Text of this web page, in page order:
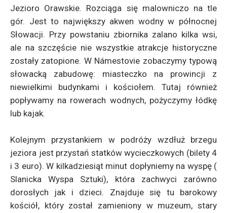
Jezioro Orawskie. Rozciąga się malowniczo na tle
gór. Jest to największy akwen wodny w północnej
Słowacji. Przy powstaniu zbiornika zalano kilka wsi,
ale na szczęście nie wszystkie atrakcje historyczne
zostały zatopione. W Námestovie zobaczymy typową
słowacką zabudowę: miasteczko na prowincji z
niewielkimi budynkami i kościołem. Tutaj również
popływamy na rowerach wodnych, pożyczymy łódkę
lub kajak.
Kolejnym przystankiem w podróży wzdłuż brzegu
jeziora jest przystań statków wycieczkowych (bilety 4
i 3 euro). W kilkadziesiąt minut dopłyniemy na wyspę (
Slanicka Wyspa Sztuki), która zachwyci zarówno
dorosłych jak i dzieci. Znajduje się tu barokowy
kościół, który został zamieniony w muzeum, stary